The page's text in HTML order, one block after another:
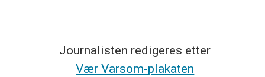
Journalisten redigeres etter
Vær Varsom-plakaten